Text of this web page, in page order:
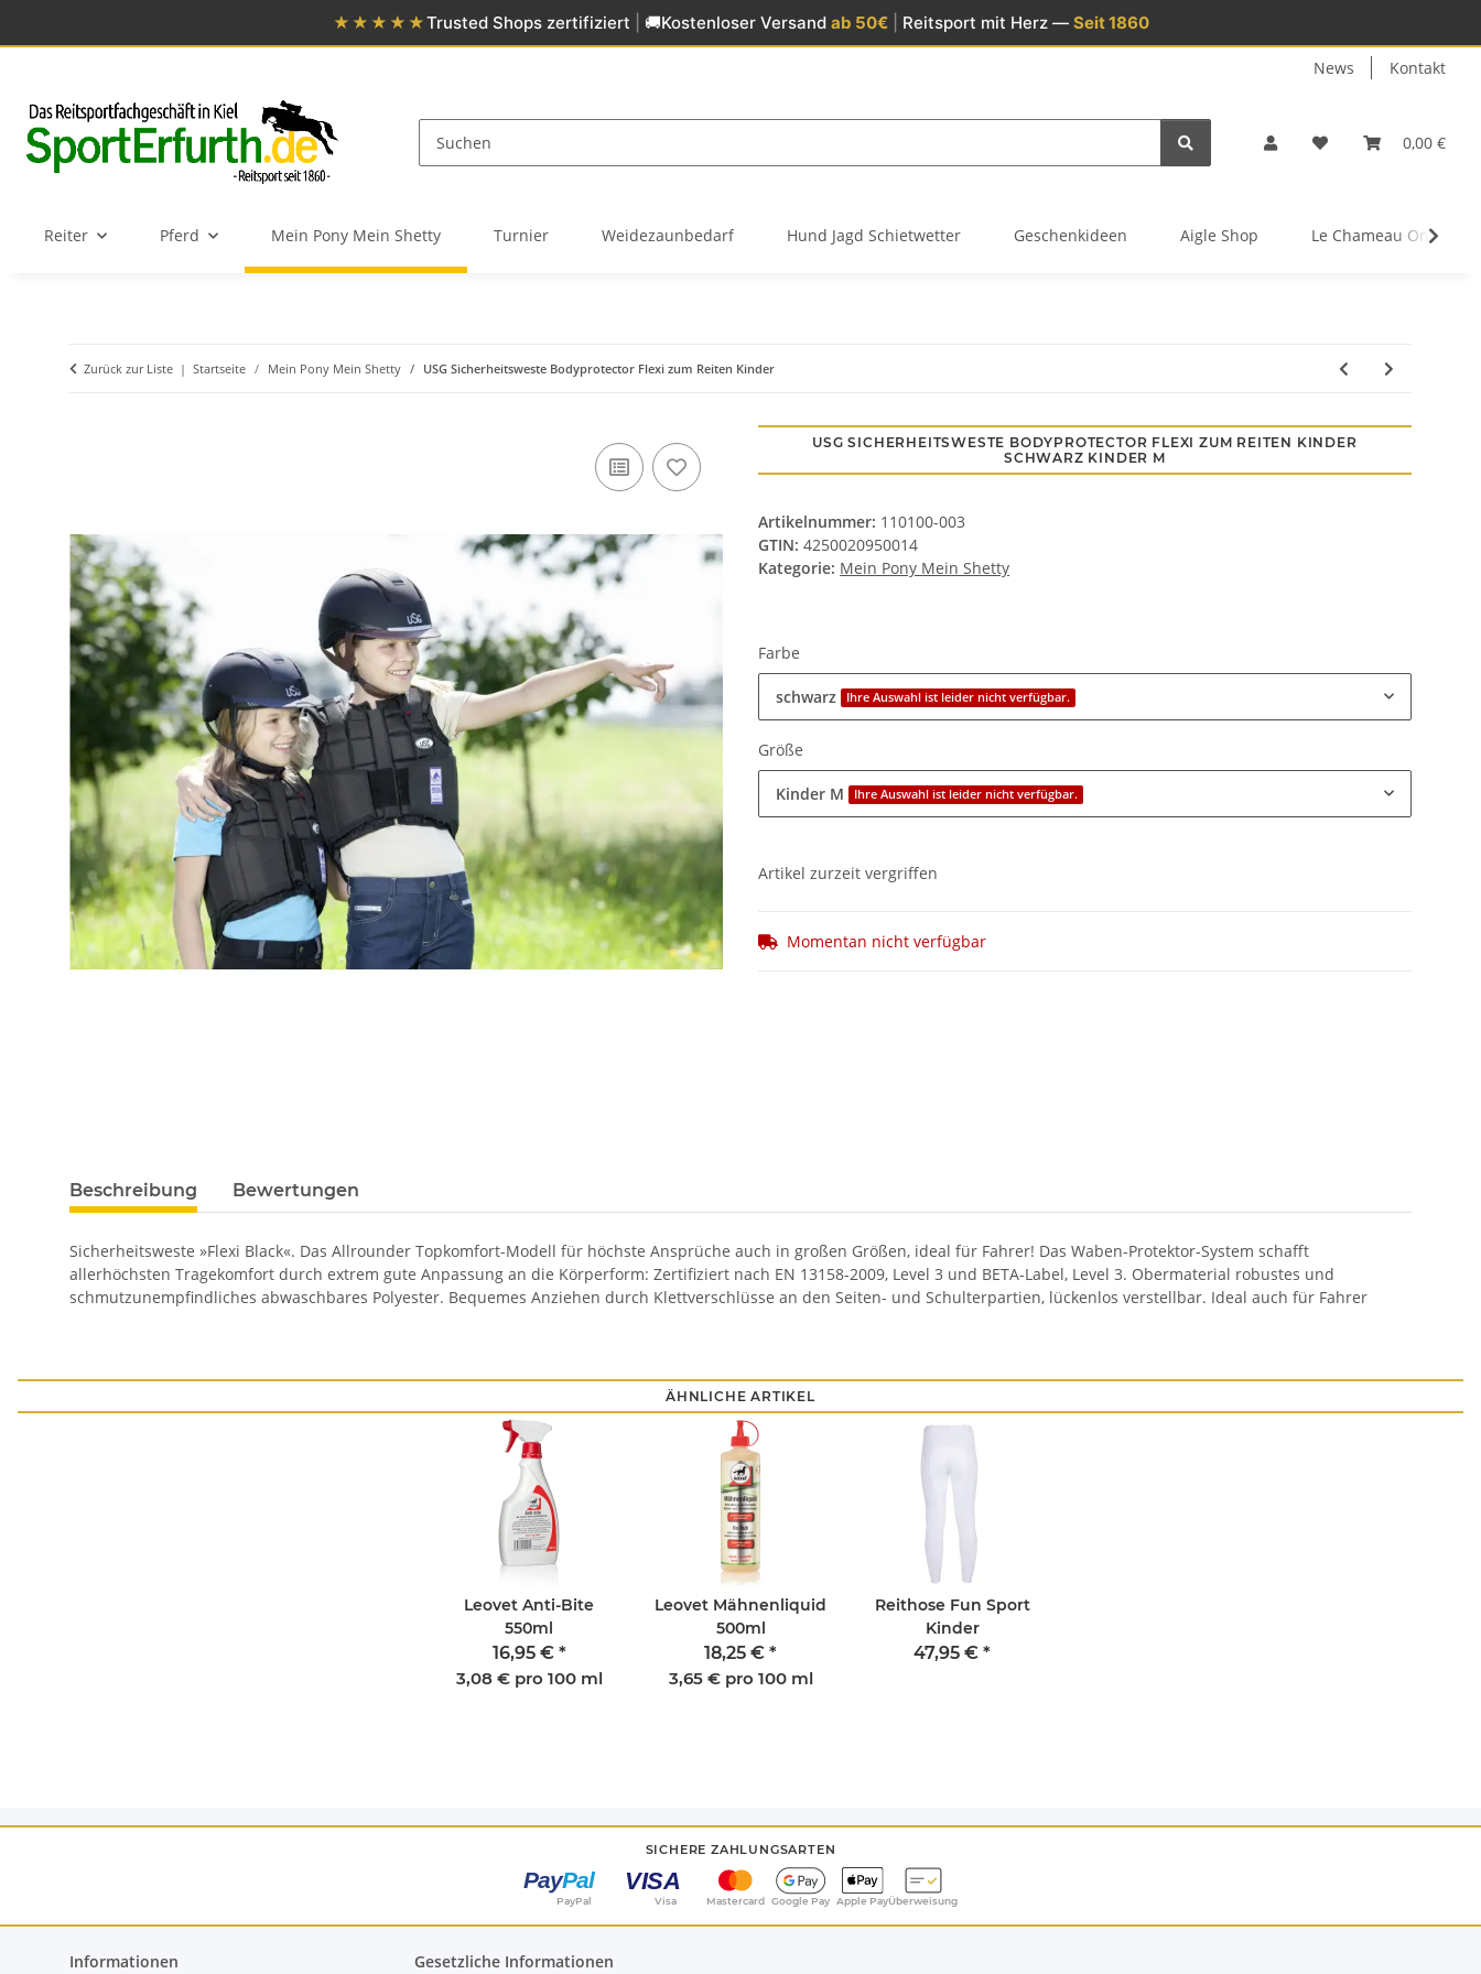
★★★★★Trusted Shops zertifiziert 🚚Kostenloser Versand ab 50€ Reitsport mit Herz — Seit 1860
News Kontakt
0,00 €
Reiter Pferd Mein Pony Mein Shetty Turnier Weidezaunbedarf Hund Jagd Schietwetter Geschenkideen Aigle Shop Le Chameau
Zurück zur Liste Startseite Mein Pony Mein Shetty USG Sicherheitsweste Bodyprotector Flexi zum Reiten Kinder
USG SICHERHEITSWESTE BODYPROTECTOR FLEXI ZUM REITEN KINDER
SCHWARZ KINDER M
Artikelnummer: 110100-003
GTIN: 4250020950014
Kategorie: Mein Pony Mein Shetty
Farbe
schwarz Ihre Auswahl ist leider nicht verfügbar.
Größe
Kinder M Ihre Auswahl ist leider nicht verfügbar.
Artikel zurzeit vergriffen
Momentan nicht verfügbar
Beschreibung Bewertungen
Sicherheitsweste »Flexi Black«. Das Allrounder Topkomfort-Modell für höchste Ansprüche auch in großen Größen, ideal für Fahrer! Das Waben-Protektor-System schafft
allerhöchsten Tragekomfort durch extrem gute Anpassung an die Körperform: Zertifiziert nach EN 13158-2009, Level 3 und BETA-Label, Level 3. Obermaterial robustes und
schmutzunempfindliches abwaschbares Polyester. Bequemes Anziehen durch Klettverschlüsse an den Seiten- und Schulterpartien, lückenlos verstellbar. Ideal auch für Fahrer
ÄHNLICHE ARTIKEL
Leovet Anti-Bite
550ml
16,95 € *
3,08 € pro 100 ml
Leovet Mähnenliquid
500ml
18,25 € *
3,65 € pro 100 ml
Reithose Fun Sport
Kinder
47,95 € *
SICHERE ZAHLUNGSARTEN
PayPal Visa Mastercard Google Pay Apple PayÜberweisung
Informationen Gesetzliche Informationen